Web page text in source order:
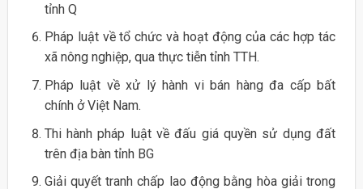
tỉnh Q
Pháp luật về tổ chức và hoạt động của các hợp tác
xã nông nghiệp, qua thực tiễn tỉnh TTH.
Pháp luật về xử lý hành vi bán hàng đa cấp bất
chính ở Việt Nam.
Thi hành pháp luật về đấu giá quyền sử dụng đất
trên địa bàn tỉnh BG
Giải quyết tranh chấp lao động bằng hòa giải trong